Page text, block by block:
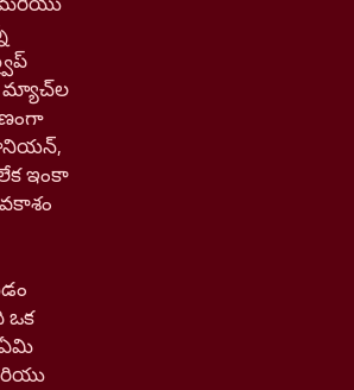
మ్యాచ్‌ల
ఇంకా
ఒక
ఏమి